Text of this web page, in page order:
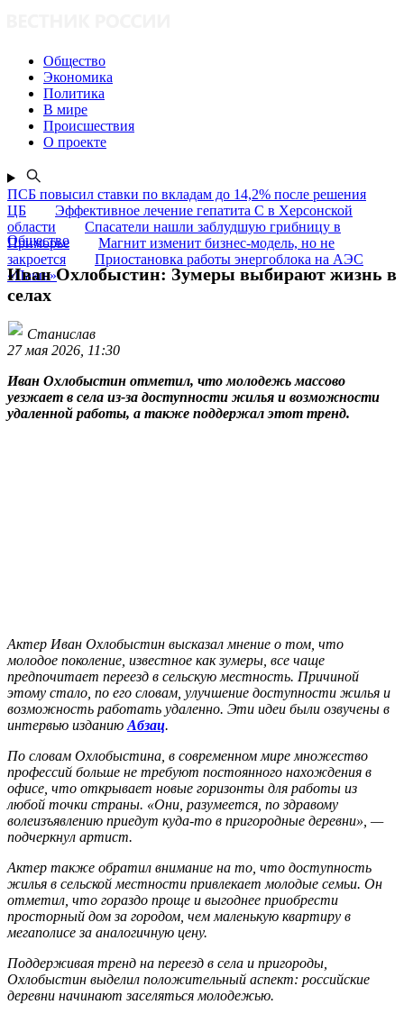
Общество
Экономика
Политика
В мире
Происшествия
О проекте
ПСБ повысил ставки по вкладам до 14,2% после решения
ЦБ
Эффективное лечение гепатита C в Херсонской
области
Спасатели нашли заблудшую грибницу в
Приморье
Магнит изменит бизнес-модель, но не
закроется
Приостановка работы энергоблока на АЭС
«Пакш»
Общество
Иван Охлобыстин: Зумеры выбирают жизнь в
селах
Станислав
27 мая 2026, 11:30
Иван Охлобыстин отметил, что молодежь массово
уезжает в села из-за доступности жилья и возможности
удаленной работы, а также поддержал этот тренд.
Актер Иван Охлобыстин высказал мнение о том, что
молодое поколение, известное как зумеры, все чаще
предпочитает переезд в сельскую местность. Причиной
этому стало, по его словам, улучшение доступности жилья и
возможность работать удаленно. Эти идеи были озвучены в
интервью изданию Абзац.
По словам Охлобыстина, в современном мире множество
профессий больше не требуют постоянного нахождения в
офисе, что открывает новые горизонты для работы из
любой точки страны. «Они, разумеется, по здравому
волеизъявлению приедут куда-то в пригородные деревни», —
подчеркнул артист.
Актер также обратил внимание на то, что доступность
жилья в сельской местности привлекает молодые семьи. Он
отметил, что гораздо проще и выгоднее приобрести
просторный дом за городом, чем маленькую квартиру в
мегаполисе за аналогичную цену.
Поддерживая тренд на переезд в села и пригороды,
Охлобыстин выделил положительный аспект: российские
деревни начинают заселяться молодежью.